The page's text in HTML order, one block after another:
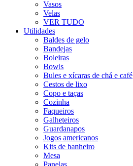
Vasos
Velas
VER TUDO
Utilidades
Baldes de gelo
Bandejas
Boleiras
Bowls
Bules e xícaras de chá e café
Cestos de lixo
Copo e taças
Cozinha
Faqueiros
Galheteiros
Guardanapos
Jogos americanos
Kits de banheiro
Mesa
Panelas